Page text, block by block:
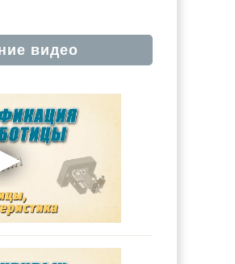
видео